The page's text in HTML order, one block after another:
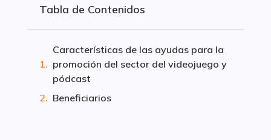
Tabla de Contenidos
Características de las ayudas para la
promoción del sector del videojuego y
pódcast
Beneficiarios